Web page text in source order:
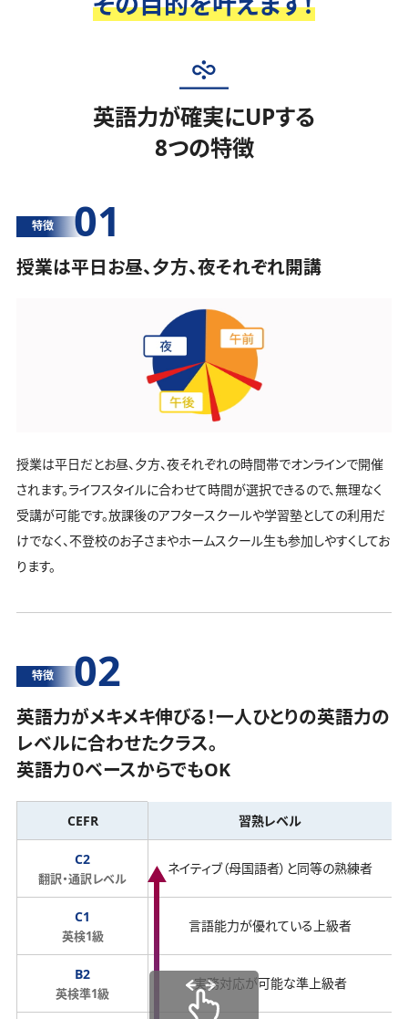
英語力が確実にUPする
8つの特徴
特徴 01
授業は平日お昼、夕方、夜それぞれ開講
授業は平日だとお昼、夕方、夜それぞれの時間帯でオンラインで開催
されます。ライフスタイルに合わせて時間が選択できるので、無理なく
受講が可能です。放課後のアフタースクールや学習塾としての利用だ
けでなく、不登校のお子さまやホームスクール生も参加しやすくしてお
ります。
特徴 02
英語力がメキメキ伸びる！一人ひとりの英語力の
レベルに合わせたクラス。
英語力０ベースからでもOK
CEFR 習熟レベル
C2
翻訳・通訳レベル
ネイティブ（母国語者）と同等の熟練者
C1
英検1級
言語能力が優れている上級者
B2
英検準1級
実務対応が可能な準上級者